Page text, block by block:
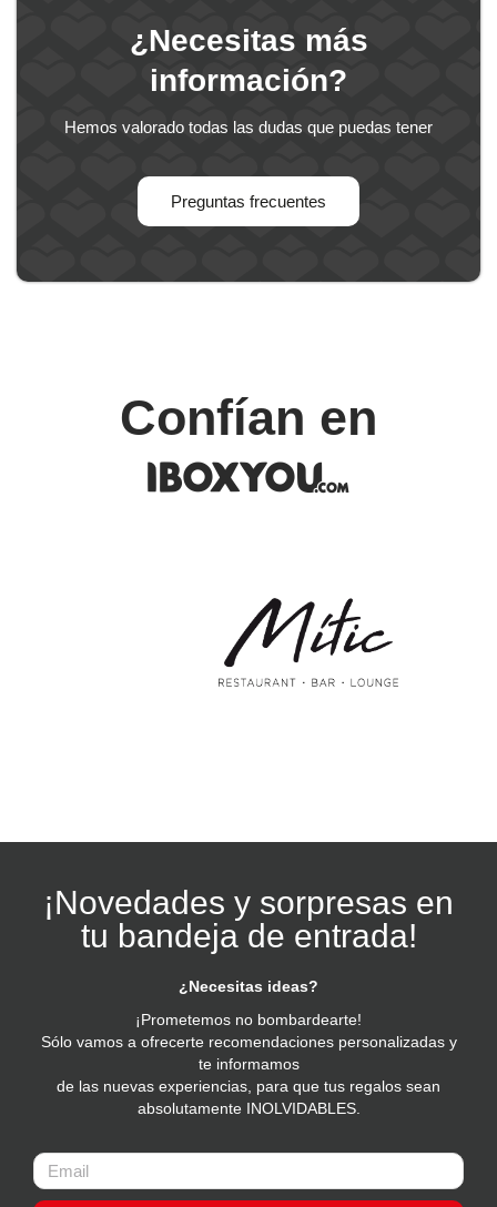
¿Necesitas más
información?
Hemos valorado todas las dudas que puedas tener
Preguntas frecuentes
Confían en
IBOXYOU.COM
¡Novedades y sorpresas en
tu bandeja de entrada!
¿Necesitas ideas?
¡Prometemos no bombardearte!
Sólo vamos a ofrecerte recomendaciones personalizadas y
te informamos
de las nuevas experiencias, para que tus regalos sean
absolutamente INOLVIDABLES.